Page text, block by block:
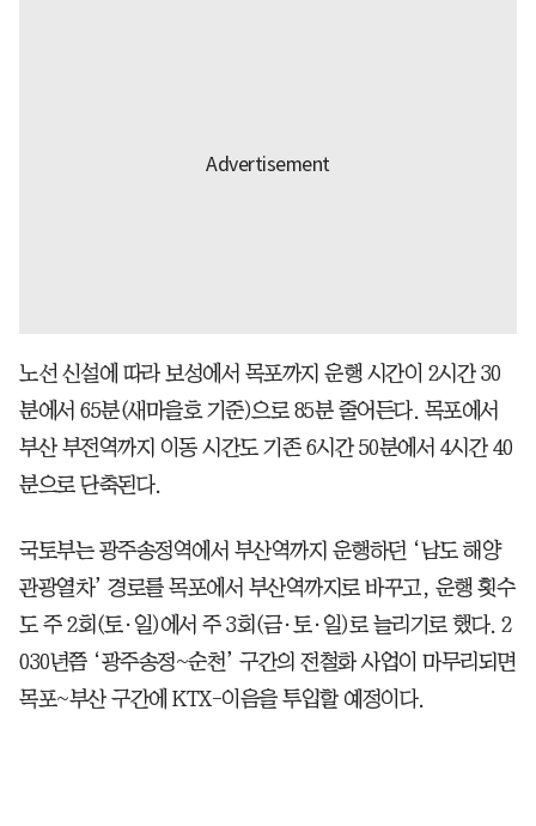
노선 신설에 따라 보성에서 목포까지 운행 시간이 2시간 30
분에서 65분(새마을호 기준)으로 85분 줄어든다. 목포에서
부산 부전역까지 이동 시간도 기존 6시간 50분에서 4시간 40
분으로 단축된다.
국토부는 광주송정역에서 부산역까지 운행하던 ‘남도 해양
관광열차’ 경로를 목포에서 부산역까지로 바꾸고, 운행 횟수
도 주 2회(토·일)에서 주 3회(금·토·일)로 늘리기로 했다. 2
030년쯤 ‘광주송정~순천’ 구간의 전철화 사업이 마무리되면
목포~부산 구간에 KTX-이음을 투입할 예정이다.